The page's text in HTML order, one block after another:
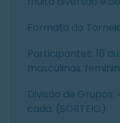
Formato do
Participantes: 16
masculinas,
Divisão de
cada. (SORTEIO)